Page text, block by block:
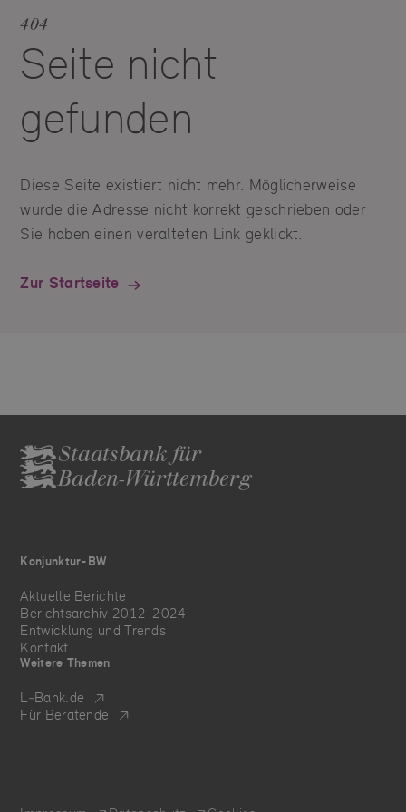
404
Seite nicht
gefunden
Diese Seite existiert nicht mehr. Möglicherweise
wurde die Adresse nicht korrekt geschrieben oder
Sie haben einen veralteten Link geklickt.
Zur Startseite
Staatsbank für
Baden-Württemberg
Konjunktur-BW
Aktuelle Berichte
Berichtsarchiv 2012-2024
Entwicklung und Trends
Kontakt
Weitere Themen
L‑Bank.de
Für Beratende